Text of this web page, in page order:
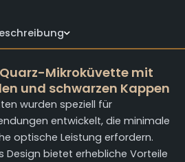
Mikroküvette mit
und schwarzen Kappen
wurden speziell für
entwickelt, die minimale
optische Leistung erfordern.
Design bietet erhebliche Vorteile